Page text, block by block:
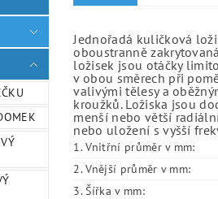
Jednořadá kuličková
oboustranně
ložisek jsou otáčky
v obou směrech při
valivými tělesy a
kroužků. Ložiska jsou
menší nebo větší
nebo uložení s vyšší
1. Vnitřní průměr v mm:
2. Vnější průměr v mm:
3. Šířka v mm: